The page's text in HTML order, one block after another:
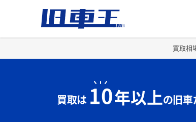
買取相
買取は 10年以上の旧車